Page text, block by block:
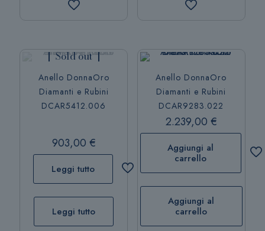
Sold out
Anello DonnaOro
Diamanti e Rubini
DCAR5412.006
903,00 €
Leggi tutto
Leggi tutto
Anello DonnaOro
Diamanti e Rubini
DCAR9283.022
2.239,00 €
Aggiungi al
carrello
Aggiungi al
carrello